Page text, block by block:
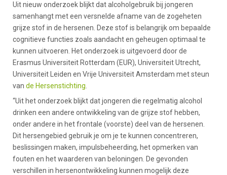
Uit nieuw onderzoek blijkt dat alcoholgebruik bij jongeren
samenhangt met een versnelde afname van de zogeheten
grijze stof in de hersenen. Deze stof is belangrijk om bepaalde
cognitieve functies zoals aandacht en geheugen optimaal te
kunnen uitvoeren. Het onderzoek is uitgevoerd door de
Erasmus Universiteit Rotterdam (EUR), Universiteit Utrecht,
Universiteit Leiden en Vrije Universiteit Amsterdam met steun
van de Hersenstichting
“Uit het onderzoek blijkt dat jongeren die regelmatig alcohol
drinken een andere ontwikkeling van de grijze stof hebben,
onder andere in het frontale (voorste) deel van de hersenen.
Dit hersengebied gebruik je om je te kunnen concentreren,
beslissingen maken, impulsbeheerding, het opmerken van
fouten en het waarderen van beloningen. De gevonden
verschillen in hersenontwikkeling kunnen mogelijk deze